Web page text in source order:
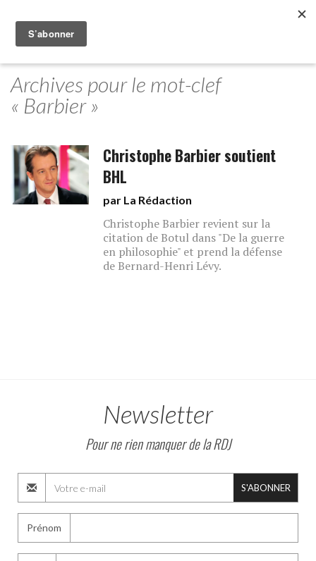
Archives pour le mot-clef
« Barbier »
Christophe Barbier soutient
BHL
par La Rédaction
Christophe Barbier revient sur la
citation de Botul dans "De la guerre
en philosophie" et prend la défense
de Bernard-Henri Lévy.
Newsletter
Pour ne rien manquer de la RDJ
S'ABONNER
Prénom